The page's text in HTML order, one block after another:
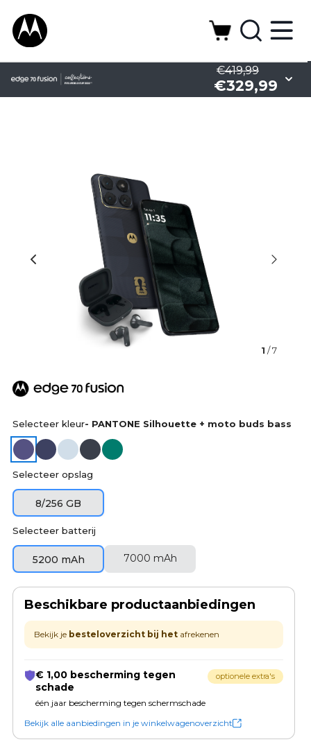
€419,99
€329,99
Camera Design
1 / 7
Selecteer kleur- PANTONE Silhouette + moto buds bass
Selecteer opslag
8/256 GB
Selecteer batterij
5200 mAh 7000 mAh
Beschikbare productaanbiedingen
Bekijk je besteloverzicht bij het afrekenen
€ 1,00 bescherming tegen
schade
één jaar bescherming tegen schermschade
optionele extra's
Bekijk alle aanbiedingen in je winkelwagenoverzicht